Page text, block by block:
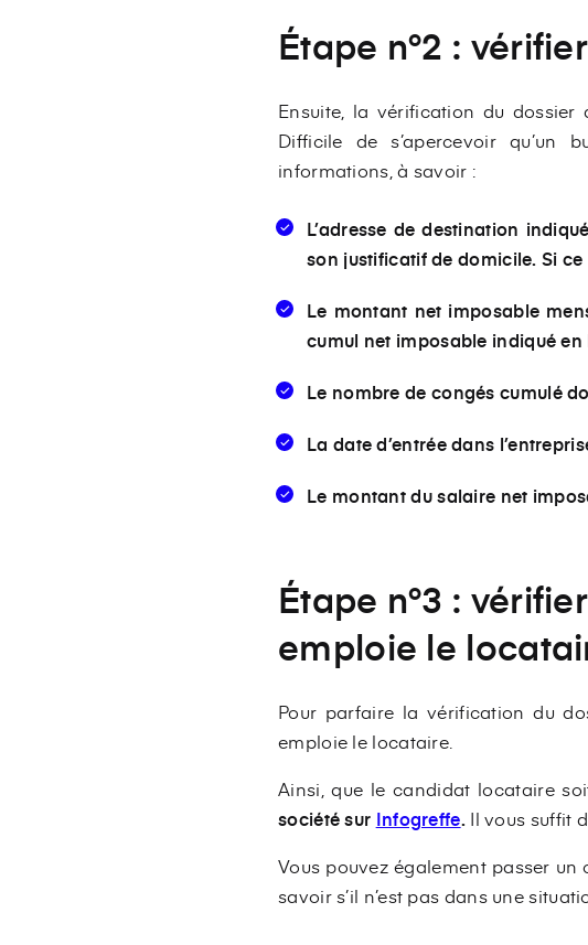
Étape n°2 :
Ensuite, la vérification du
Difficile de s’apercevoir qu’un
informations, à savoir :
L’adresse de destination
son justificatif de domicile. Si ce
Le montant net imposable
cumul net imposable indiqué
Le nombre de congés cumulé
La date d’entrée dans
Le montant du salaire net
Étape n°3 :
emploie le
Pour parfaire la vérification du
emploie le locataire.
Ainsi, que le candidat locataire
société sur Infogreffe.Il vous suffit
Vous pouvez également passer
savoir s’il n’est pas dans une